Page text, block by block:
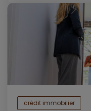
crédit immobilier